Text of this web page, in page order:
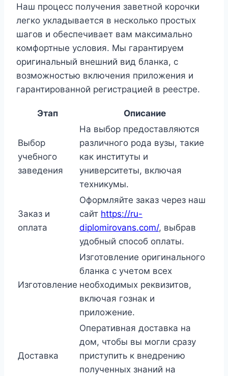
Наш процесс получения заветной корочки
легко укладывается в несколько простых
шагов и обеспечивает вам максимально
комфортные условия. Мы гарантируем
оригинальный внешний вид бланка, с
возможностью включения приложения и
гарантированной регистрацией в реестре.
Этап Описание
Выбор
учебного
заведения
На выбор предоставляются
различного рода вузы, такие
как институты и
университеты, включая
техникумы.
Заказ и
оплата
Оформляйте заказ через наш
сайт https://ru-
diplomirovans.com/, выбрав
удобный способ оплаты.
Изготовление
Изготовление оригинального
бланка с учетом всех
необходимых реквизитов,
включая гознак и
приложение.
Доставка
Оперативная доставка на
дом, чтобы вы могли сразу
приступить к внедрению
полученных знаний на